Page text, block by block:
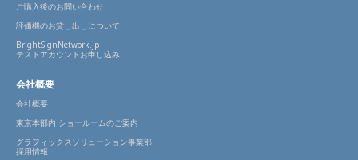
ご購入後のお問い合わせ
評価機のお貸し出しについて
BrightSignNetwork.jp
テストアカウントお申し込み
会社概要
会社概要
東京本部内 ショールームのご案内
グラフィックスソリューション事業部
採用情報